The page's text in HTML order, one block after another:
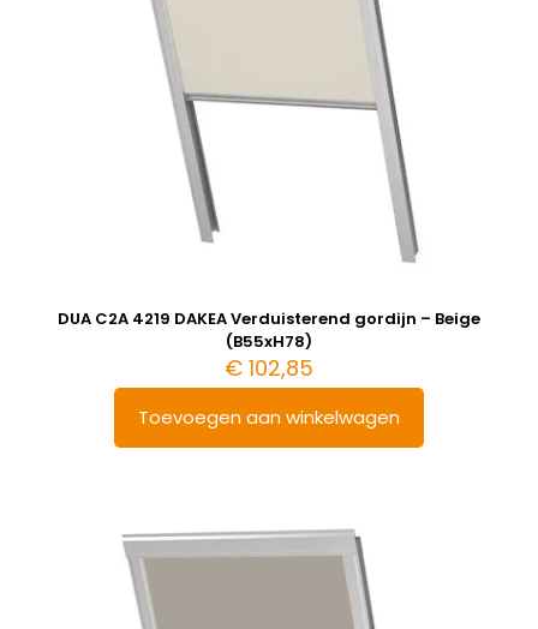
DUA C2A 4219 DAKEA Verduisterend gordijn – Beige
(B55xH78)
€ 102,85
Toevoegen aan winkelwagen